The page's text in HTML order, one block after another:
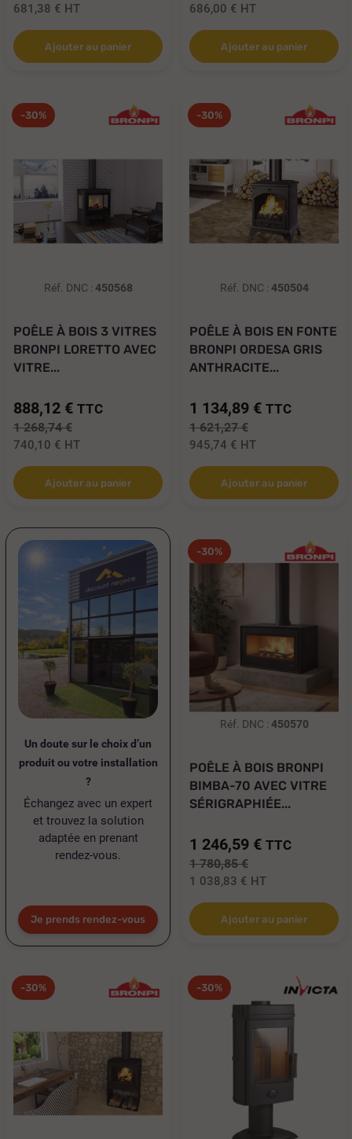
681,38 € HT
Ajouter au panier
686,00 € HT
Ajouter au panier
-30%
Réf. DNC : 450568
POÊLE À BOIS 3 VITRES
BRONPI LORETTO AVEC
VITRE...
888,12 € TTC
1 268,74 €
740,10 € HT
Ajouter au panier
-30%
Réf. DNC : 450504
POÊLE À BOIS EN FONTE
BRONPI ORDESA GRIS
ANTHRACITE...
1 134,89 € TTC
1 621,27 €
945,74 € HT
Ajouter au panier
Un doute sur le choix d’un
produit ou votre installation
?
Échangez avec un expert
et trouvez la solution
adaptée en prenant
rendez-vous.
Je prends rendez-vous
-30%
Réf. DNC : 450570
POÊLE À BOIS BRONPI
BIMBA-70 AVEC VITRE
SÉRIGRAPHIÉE...
1 246,59 € TTC
1 780,85 €
1 038,83 € HT
Ajouter au panier
-30% -30%